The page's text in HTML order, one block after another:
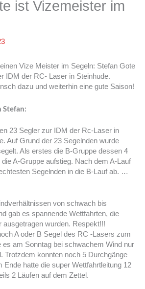
ist Vizemeister im
Vize Meister im Segeln: Stefan Gote
IDM der RC- Laser in Steinhude.
dazu und weiterhin eine gute Saison!
Stefan:
23 Segler zur IDM der Rc-Laser in
Auf Grund der 23 Segelnden wurde
Als erstes die B-Gruppe dessen 4
die A-Gruppe aufstieg. Nach dem A-Lauf
Segelnden in die B-Lauf ab. …
von schwach bis
gab es spannende Wettfahrten, die
ausgetragen wurden. Respekt!!!
A oder B Segel des RC -Lasers zum
es am Sonntag bei schwachem Wind nur
Trotzdem konnten noch 5 Durchgänge
Ende hatte die super Wettfahrtleitung 12
2 Läufen auf dem Zettel.